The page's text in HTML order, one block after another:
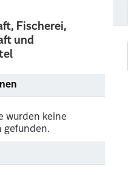
Fischerei,
und
wurden keine
gefunden.